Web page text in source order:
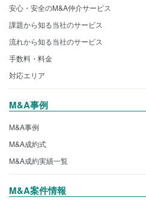
安心・安全のM&A仲介サービス
課題から知る当社のサービス
流れから知る当社のサービス
手数料・料金
対応エリア
M&A事例
M&A事例
M&A成約式
M&A成約実績一覧
M&A案件情報